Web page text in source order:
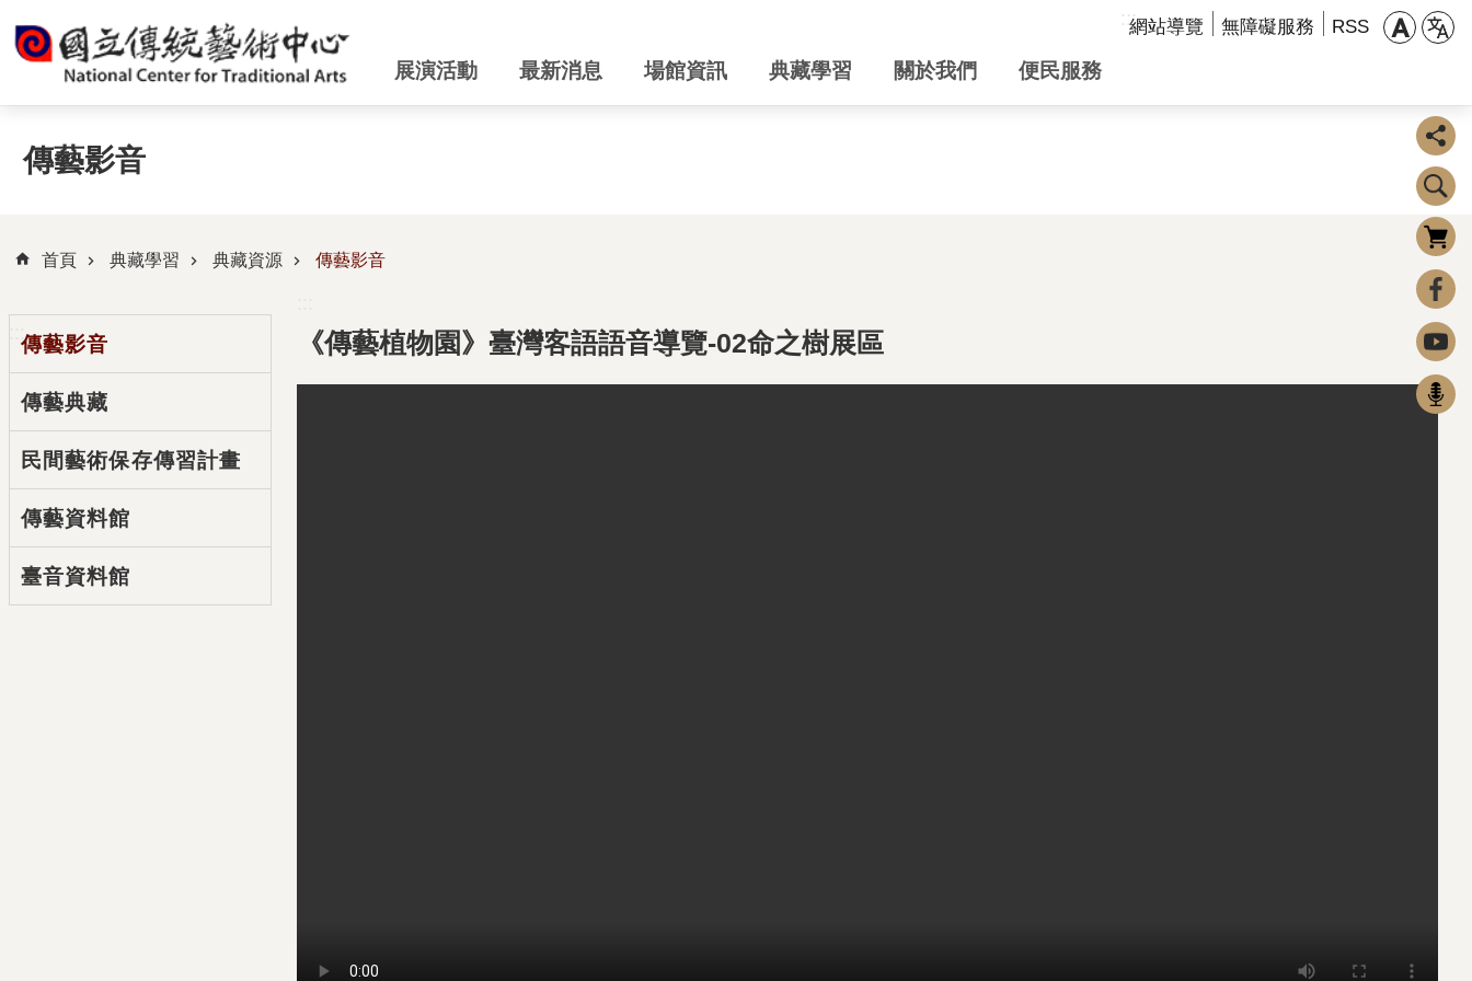
跳到主要內容區塊 :::網站導覽 無障礙服務 RSS
展演活動 最新消息 場館資訊 典藏學習 關於我們 便民服務
傳藝影音
首頁 典藏學習 典藏資源 傳藝影音
:::傳藝影音
傳藝典藏
民間藝術保存傳習計畫
傳藝資料館
臺音資料館
《傳藝植物園》臺灣客語語音導覽-02命之樹展區